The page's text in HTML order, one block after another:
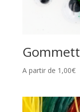
A partir de 1,00€